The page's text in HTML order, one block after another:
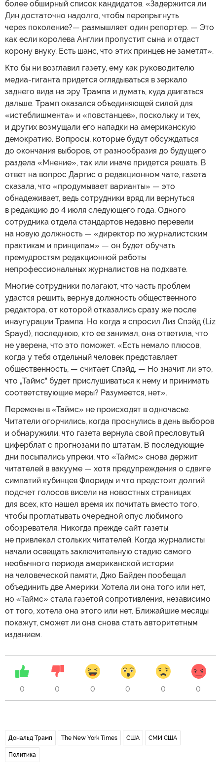
более обширный список кандидатов. «Задержится ли
Дин достаточно надолго, чтобы перепрыгнуть
через поколение?— размышляет один репортер. — Это
как если королева Англии пропустит сына и отдаст
корону внуку. Есть шанс, что этих принцев не заметят».
Кто бы ни возглавил газету, ему как руководителю
медиа-гиганта придется оглядываться в зеркало
заднего вида на эру Трампа и думать, куда двигаться
дальше. Трамп оказался объединяющей силой для
«истеблишмента» и «повстанцев», поскольку и тех,
и других возмущали его нападки на американскую
демократию. Вопросы, которые будут обсуждаться
до окончания выборов, от разнообразия до будущего
раздела «Мнение», так или иначе придется решать. В
ответ на вопрос Даргис о редакционном чате, газета
сказала, что «продумывает варианты» — это
обнадеживает, ведь сотрудники вряд ли вернуться
в редакцию до 4 июля следующего года. Одного
сотрудника отдела стандартов недавно перевели
на новую должность — «директор по журналистским
практикам и принципам» — он будет обучать
премудростям редакционной работы
непрофессиональных журналистов на подхвате.
Многие сотрудники полагают, что часть проблем
удастся решить, вернув должность общественного
редактора, от которой отказались сразу же после
инаугурации Трампа. Но когда я спросил Лиз Спэйд (Liz
Spayd), последнюю, кто ее занимал, она ответила, что
не уверена, что это поможет. «Есть немало плюсов,
когда у тебя отдельный человек представляет
общественность, — считает Спэйд. — Но значит ли это,
что „Таймс" будет прислушиваться к нему и принимать
соответствующие меры? Разумеется, нет».
Перемены в «Таймс» не происходят в одночасье.
Читатели огорчились, когда проснулись в день выборов
и обнаружили, что газета вернула свой пресловутый
циферблат с прогнозами по штатам. В последующие
дни посыпались упреки, что «Таймс» снова держит
читателей в вакууме — хотя предупреждения о сдвиге
симпатий кубинцев Флориды и что предстоит долгий
подсчет голосов висели на новостных страницах
для всех, кто нашел время их почитать вместо того,
чтобы проглатывать очередной опус любимого
обозревателя. Никогда прежде сайт газеты
не привлекал стольких читателей. Когда журналисты
начали освещать заключительную стадию самого
необычного периода американской истории
на человеческой памяти, Джо Байден пообещал
объединить две Америки. Хотела ли она того или нет,
но «Таймс» стала газетой сопротивления, независимо
от того, хотела она этого или нет. Ближайшие месяцы
покажут, сможет ли она снова стать авторитетным
изданием.
0 0 0 0 0 0
Дональд Трамп The New York Times США СМИ США
Политика